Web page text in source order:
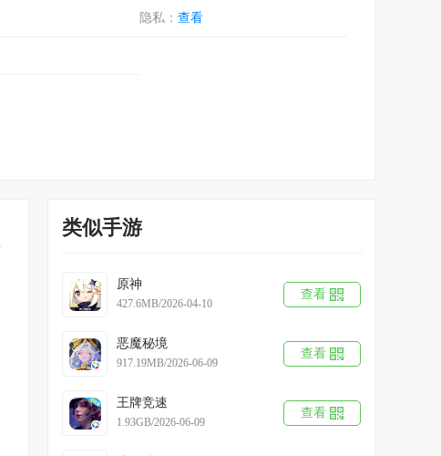
隐私：查看
类似手游
原神
427.6MB/2026-04-10
查看
恶魔秘境
917.19MB/2026-06-09
查看
王牌竞速
1.93GB/2026-06-09
查看